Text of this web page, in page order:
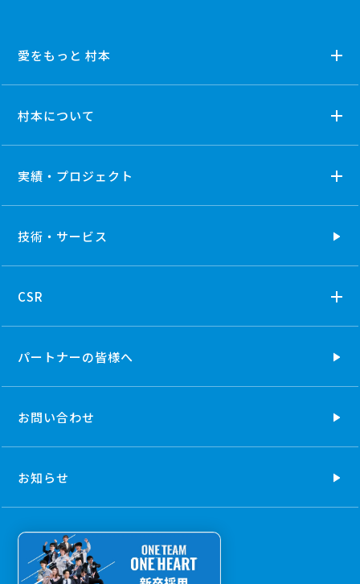
愛をもっと 村本
村本について
実績・プロジェクト
技術・ サービス
CSR
パートナーの皆様へ
お問い合わせ
お知らせ